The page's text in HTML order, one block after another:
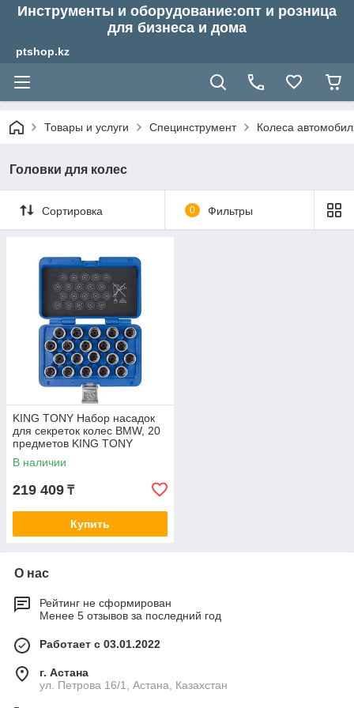
Инструменты и оборудование:опт и розница
для бизнеса и дома
ptshop.kz
Товары и услуги Специнструмент Колеса
Головки для колес
Сортировка 0 Фильтры
KING TONY Набор насадок
для секреток колес BMW, 20
предметов KING TONY
9BW0220
В наличии
219 409 ₸
Купить
О нас
Рейтинг не сформирован
Менее 5 отзывов за последний год
Работает с 03.01.2022
г. Астана
ул. Петрова 16/1, Астана, Казахстан